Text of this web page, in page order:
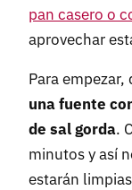
pan casero o
aprovechar
Para empezar,
una fuente
de sal gorda.
minutos y así
estarán